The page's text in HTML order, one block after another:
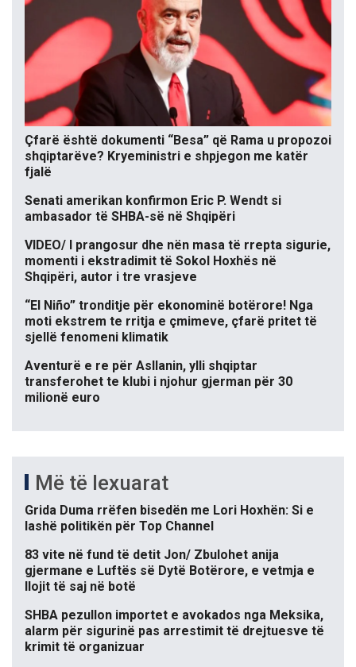
Çfarë është dokumenti “Besa” që Rama u propozoi
shqiptarëve? Kryeministri e shpjegon me katër
fjalë
Senati amerikan konfirmon Eric P. Wendt si
ambasador të SHBA-së në Shqipëri
VIDEO/ I prangosur dhe nën masa të rrepta sigurie,
momenti i ekstradimit të Sokol Hoxhës në
Shqipëri, autor i tre vrasjeve
“El Niño” tronditje për ekonominë botërore! Nga
moti ekstrem te rritja e çmimeve, çfarë pritet të
sjellë fenomeni klimatik
Aventurë e re për Asllanin, ylli shqiptar
transferohet te klubi i njohur gjerman për 30
milionë euro
Më të lexuarat
Grida Duma rrëfen bisedën me Lori Hoxhën: Si e
lashë politikën për Top Channel
83 vite në fund të detit Jon/ Zbulohet anija
gjermane e Luftës së Dytë Botërore, e vetmja e
llojit të saj në botë
SHBA pezullon importet e avokados nga Meksika,
alarm për sigurinë pas arrestimit të drejtuesve të
krimit të organizuar